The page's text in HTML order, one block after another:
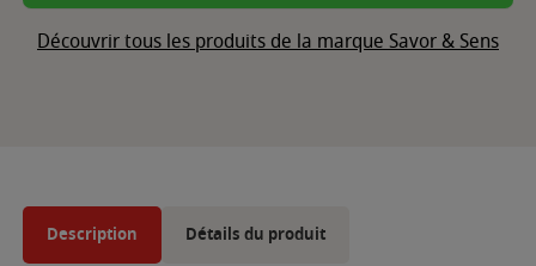
Découvrir tous les produits de la marque Savor & Sens
Description Détails du produit